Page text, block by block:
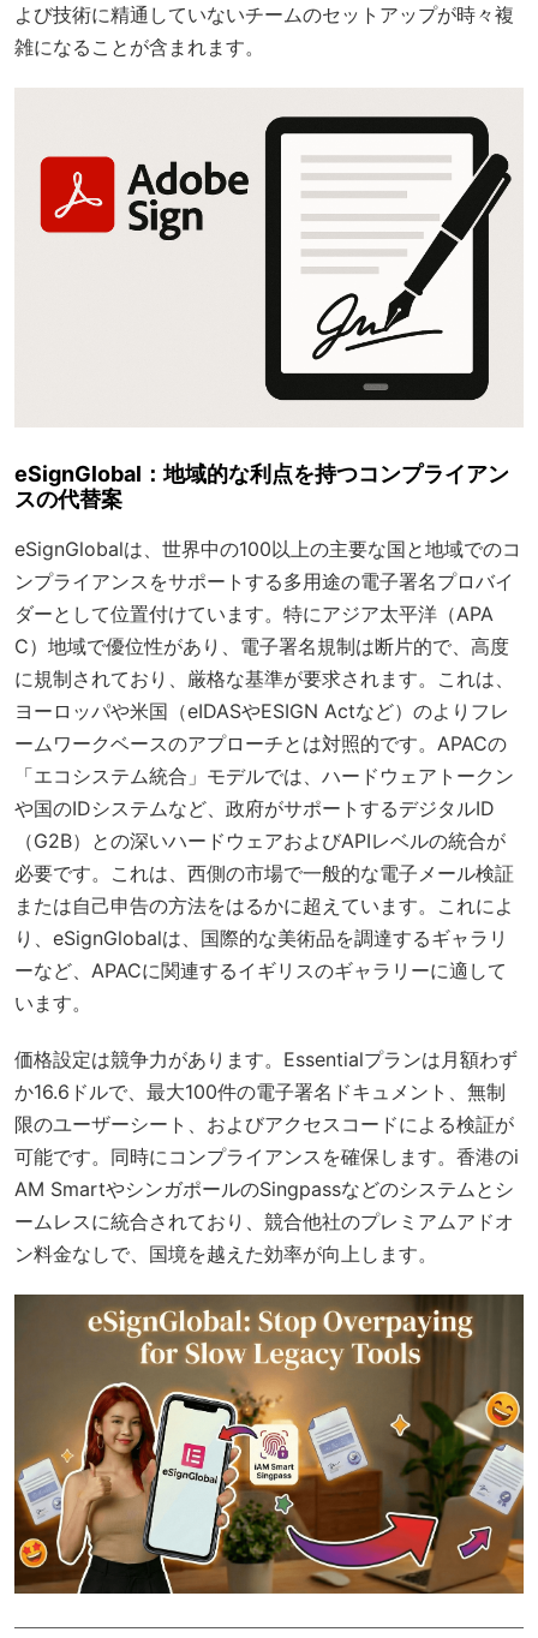
よび技術に精通していないチームのセットアップが時々複
雑になることが含まれます。
eSignGlobal：地域的な利点を持つコンプライアン
スの代替案
eSignGlobalは、世界中の100以上の主要な国と地域でのコ
ンプライアンスをサポートする多用途の電子署名プロバイ
ダーとして位置付けています。特にアジア太平洋（APA
C）地域で優位性があり、電子署名規制は断片的で、高度
に規制されており、厳格な基準が要求されます。これは、
ヨーロッパや米国（eIDASやESIGN Actなど）のよりフレ
ームワークベースのアプローチとは対照的です。APACの
「エコシステム統合」モデルでは、ハードウェアトークン
や国のIDシステムなど、政府がサポートするデジタルID
（G2B）との深いハードウェアおよびAPIレベルの統合が
必要です。これは、西側の市場で一般的な電子メール検証
または自己申告の方法をはるかに超えています。これによ
り、eSignGlobalは、国際的な美術品を調達するギャラリ
ーなど、APACに関連するイギリスのギャラリーに適して
います。
価格設定は競争力があります。Essentialプランは月額わず
か16.6ドルで、最大100件の電子署名ドキュメント、無制
限のユーザーシート、およびアクセスコードによる検証が
可能です。同時にコンプライアンスを確保します。香港のi
AM SmartやシンガポールのSingpassなどのシステムとシ
ームレスに統合されており、競合他社のプレミアムアドオ
ン料金なしで、国境を越えた効率が向上します。